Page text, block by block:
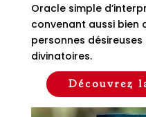
Oracle simple
convenant aussi bien
personnes
divinatoires.
Découvrez